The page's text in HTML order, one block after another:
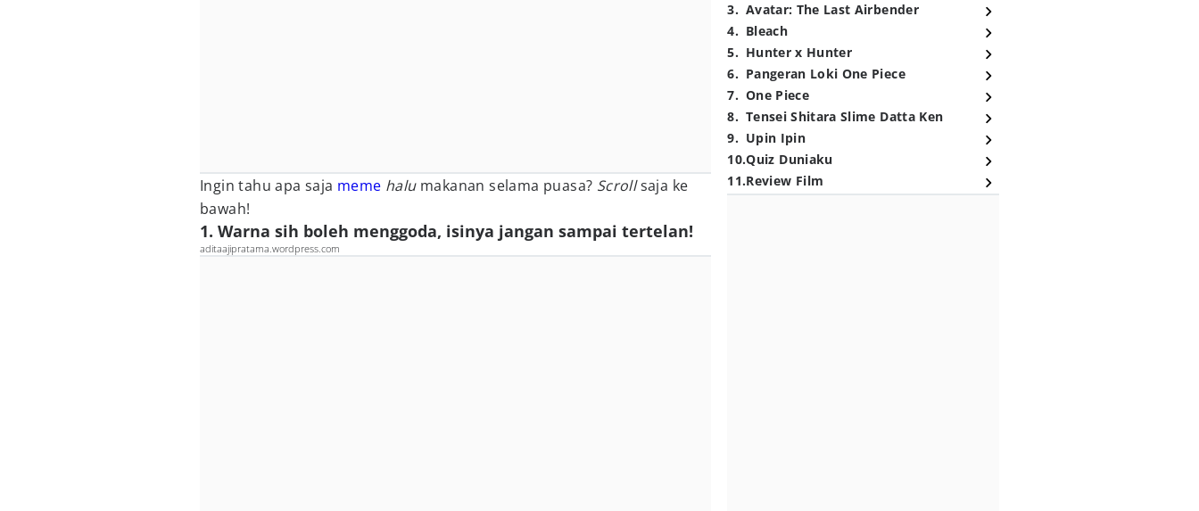
Ingin tahu apa saja meme halu makanan selama puasa? Scrollsaja ke
bawah!
1. Warna sih boleh menggoda, isinya jangan sampai tertelan!
aditaajipratama.wordpress.com
3. Avatar: The Last Airbender
4. Bleach
5. Hunter x Hunter
6. Pangeran Loki One Piece
7. One Piece
8. Tensei Shitara Slime Datta Ken
9. Upin Ipin
10.Quiz Duniaku
11.Review Film